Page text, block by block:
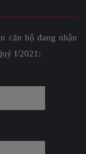
căn hộ đang nhận
I/2021: